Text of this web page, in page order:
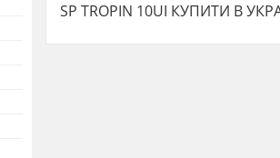
SP TROPIN 10UI КУПИТИ В